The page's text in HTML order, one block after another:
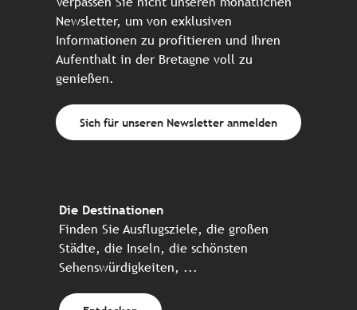
Newsletter, um von exklusiven
Informationen zu profitieren und Ihren
Aufenthalt in der Bretagne voll zu
genießen.
Sich für unseren Newsletter anmelden
Die Destinationen
Finden Sie Ausflugsziele, die großen
Städte, die Inseln, die schönsten
Sehenswürdigkeiten, ...